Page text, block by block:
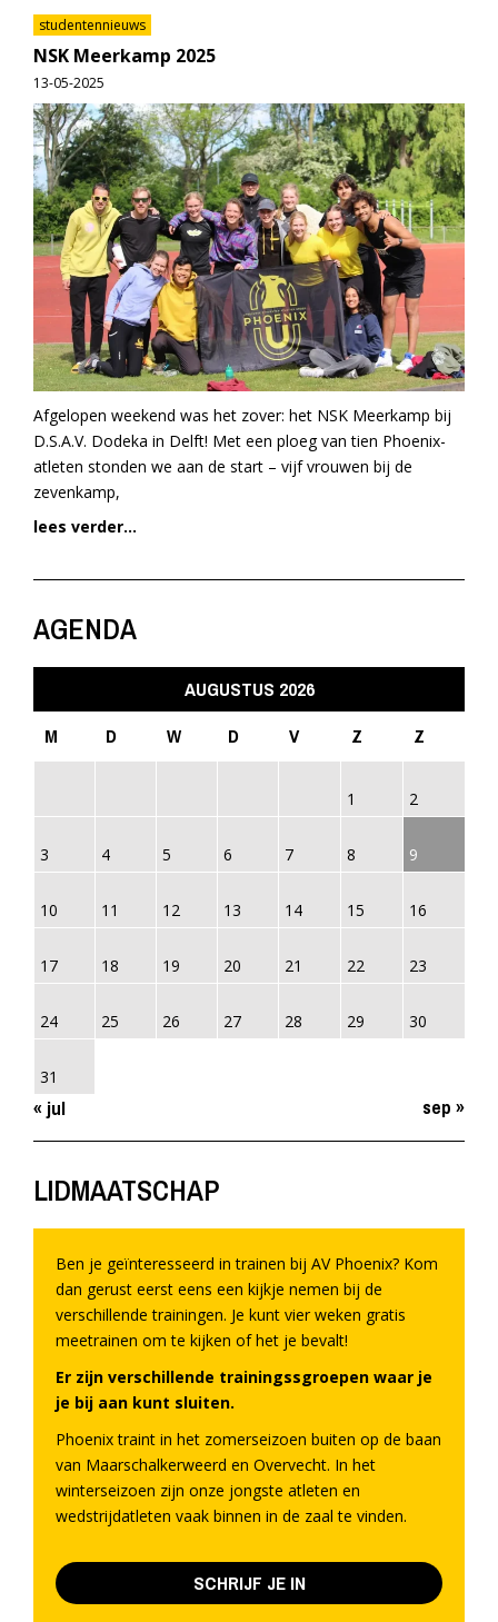
studentennieuws
NSK Meerkamp 2025
13-05-2025
Afgelopen weekend was het zover: het NSK Meerkamp bij
D.S.A.V. Dodeka in Delft! Met een ploeg van tien Phoenix-
atleten stonden we aan de start – vijf vrouwen bij de
zevenkamp,
lees verder...
AGENDA
AUGUSTUS 2026
M
D W D V Z Z
1 2
3 4 5 6 7 8 9
10 11 12 13 14 15 16
17 18 19 20 21 22 23
24 25 26 27 28 29 30
31
« jul sep »
LIDMAATSCHAP
Ben je geïnteresseerd in trainen bij AV Phoenix? Kom
dan gerust eerst eens een kijkje nemen bij de
verschillende trainingen. Je kunt vier weken gratis
meetrainen om te kijken of het je bevalt!
Er zijn verschillende trainingssgroepen waar je
je bij aan kunt sluiten.
Phoenix traint in het zomerseizoen buiten op de baan
van Maarschalkerweerd en Overvecht. In het
winterseizoen zijn onze jongste atleten en
wedstrijdatleten vaak binnen in de zaal te vinden.
SCHRIJF JE IN